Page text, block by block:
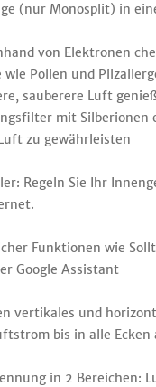
(nur Monosplit) in
von Elektronen
wie Pollen und
sauberere Luft
mit Silberionen
zu gewährleisten
Regeln Sie Ihr
Funktionen wie
Google Assistant
vertikales und
bis in alle
in 2